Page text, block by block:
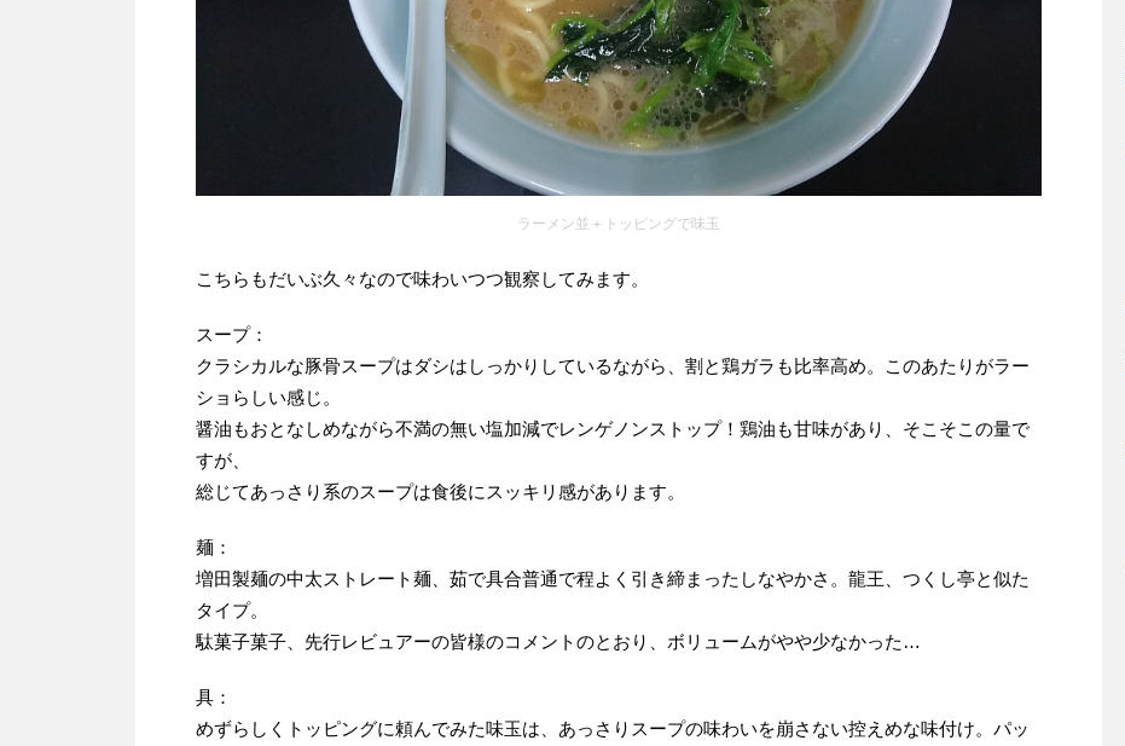
ラーメン並＋トッピングで味玉
こちらもだいぶ久々なので味わいつつ観察してみます。
スープ：
クラシカルな豚骨スープはダシはしっかりしているながら、割と鶏ガラも比率高め。このあたりがラー
ショらしい感じ。
醤油もおとなしめながら不満の無い塩加減でレンゲノンストップ！鶏油も甘味があり、そこそこの量で
すが、
総じてあっさり系のスープは食後にスッキリ感があります。
麺：
増田製麺の中太ストレート麺、茹で具合普通で程よく引き締まったしなやかさ。龍王、つくし亭と似た
タイプ。
駄菓子菓子、先行レビュアーの皆様のコメントのとおり、ボリュームがやや少なかった…
具：
めずらしくトッピングに頼んでみた味玉は、あっさりスープの味わいを崩さない控えめな味付け。パッ